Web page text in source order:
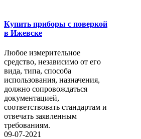
Купить приборы с поверкой
в Ижевске
Любое измерительное
средство, независимо от его
вида, типа, способа
использования, назначения,
должно сопровождаться
документацией,
соответствовать стандартам и
отвечать заявленным
требованиям.
09-07-2021